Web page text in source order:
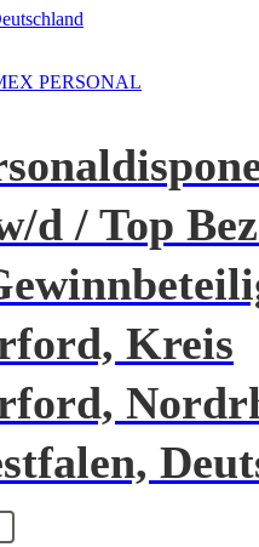
d / Top
Kreis